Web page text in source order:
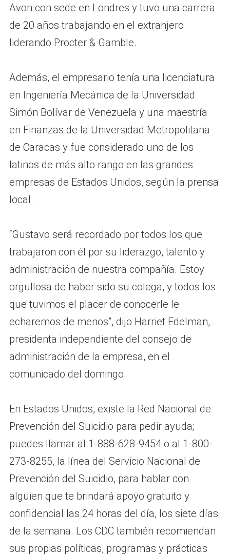
Avon con sede en Londres y tuvo una carrera
de 20 años trabajando en el extranjero
liderando Procter & Gamble.
Además, el empresario tenía una licenciatura
en Ingeniería Mecánica de la Universidad
Simón Bolívar de Venezuela y una maestría
en Finanzas de la Universidad Metropolitana
de Caracas y fue considerado uno de los
latinos de más alto rango en las grandes
empresas de Estados Unidos, según la prensa
local.
“Gustavo será recordado por todos los que
trabajaron con él por su liderazgo, talento y
administración de nuestra compañía. Estoy
orgullosa de haber sido su colega, y todos los
que tuvimos el placer de conocerle le
echaremos de menos”, dijo Harriet Edelman,
presidenta independiente del consejo de
administración de la empresa, en el
comunicado del domingo.
En Estados Unidos, existe la Red Nacional de
Prevención del Suicidio para pedir ayuda;
puedes llamar al 1-888-628-9454 o al 1-800-
273-8255, la línea del Servicio Nacional de
Prevención del Suicidio, para hablar con
alguien que te brindará apoyo gratuito y
confidencial las 24 horas del día, los siete días
de la semana. Los CDC también recomiendan
sus propias políticas, programas y prácticas